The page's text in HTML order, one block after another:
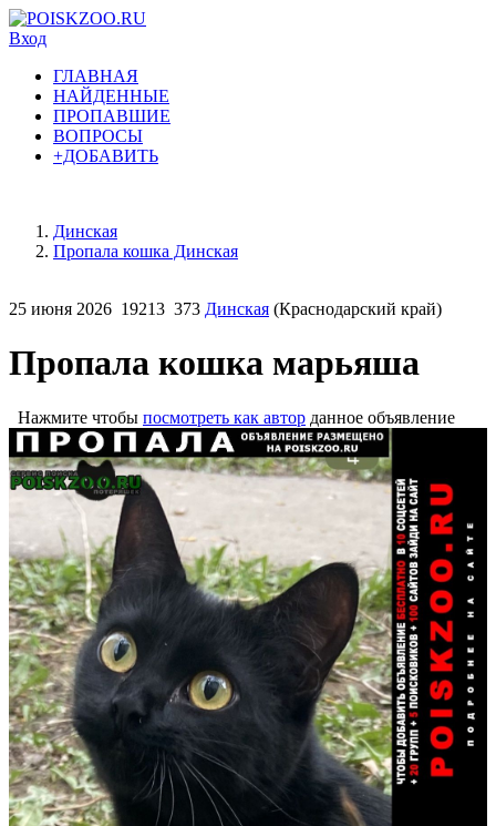
Вход
ГЛАВНАЯ
НАЙДЕННЫЕ
ПРОПАВШИЕ
ВОПРОСЫ
+ДОБАВИТЬ
Динская
Пропала кошка Динская
25 июня 2026 19213 373 Динская (Краснодарский край)
Пропала кошка марьяша
Нажмите чтобы посмотреть как автор данное объявление